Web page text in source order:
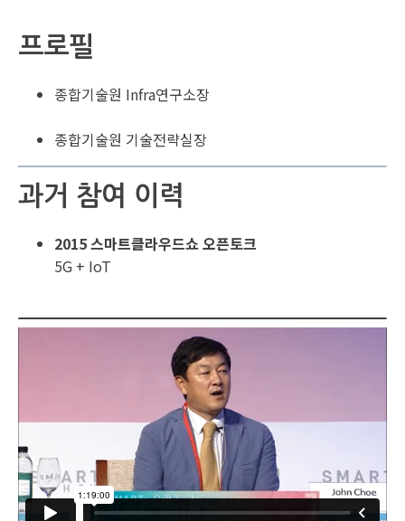
프로필
종합기술원 Infra연구소장
종합기술원 기술전략실장
과거 참여 이력
2015 스마트클라우드쇼 오픈토크
5G + IoT